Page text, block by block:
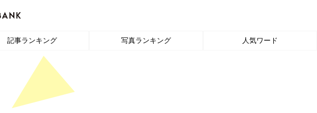
記事ランキング 写真ランキング 人気ワード